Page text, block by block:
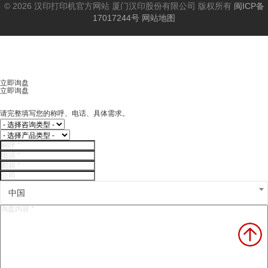
© 2026 汉印打印机官方网站 厦门汉印股份有限公司 版权所有 闽ICP备
17017244号 网站地图
立即询盘
立即询盘
请完整填写您的称呼、电话、具体需求。
中国